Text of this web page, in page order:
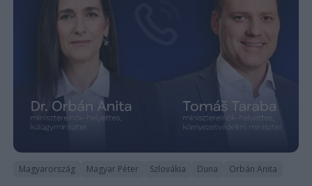
Magyarország Magyar Péter Szlovákia Duna Orbán Anita